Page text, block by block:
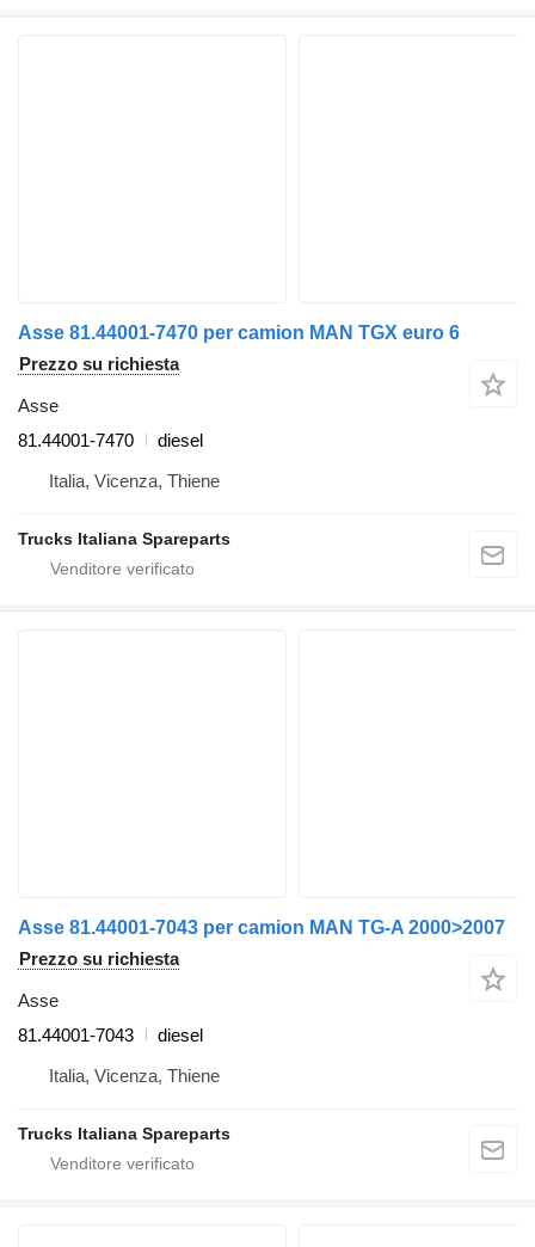
Asse 81.44001-7470 per camion MAN TGX euro 6
Prezzo su richiesta
Asse
81.44001-7470
diesel
Italia, Vicenza, Thiene
Trucks Italiana Spareparts
Asse 81.44001-7043 per camion MAN TG-A 2000>2007
Prezzo su richiesta
Asse
81.44001-7043
diesel
Italia, Vicenza, Thiene
Trucks Italiana Spareparts